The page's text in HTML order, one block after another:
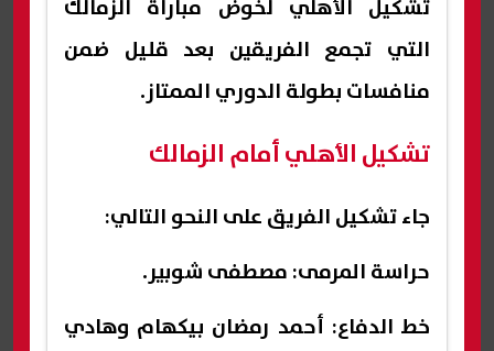
تشكيل الأهلي لخوض مباراة الزمالك
التي تجمع الفريقين بعد قليل ضمن
منافسات بطولة الدوري الممتاز.
تشكيل الأهلي أمام الزمالك
جاء تشكيل الفريق على النحو التالي:
حراسة المرمى: مصطفى شوبير.
خط الدفاع: أحمد رمضان بيكهام وهادي